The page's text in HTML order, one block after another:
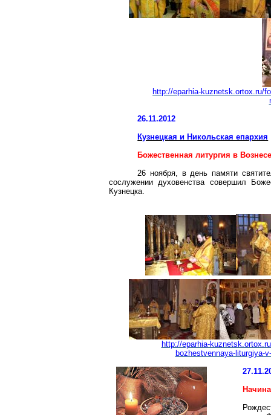
http://eparhia-kuznetsk.ortox.ru/
26.11.2012
Кузнецкая и Никольская епархия
Божественная литургия в
26 ноября, в день памяти
сослужении духовенства совершил
Кузнецка.
http://eparhia-
bozhestvennaya-liturgiya-